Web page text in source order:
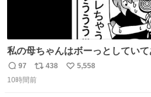
私の母ちゃんはボーっとしてい
ません。優秀な人の多い現代の価
優秀な母親ではないかもしれませ
返
信
97
リ
ポ
438
い
5,558
10時間前